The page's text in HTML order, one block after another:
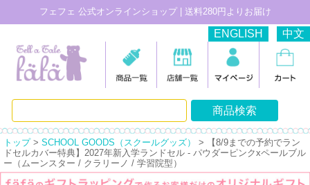
フェフェ 公式オンラインショップ | 送料280円よりお届け
ENGLISH 中文
トップ> SCHOOL GOODS（スクールグッズ）
> 【8/9までの予約でラン
ドセルカバー特典】2027年新入学ランドセル - パウダーピンクxペールブル
ー（ムーンスター / クラリーノ / 学習院型）